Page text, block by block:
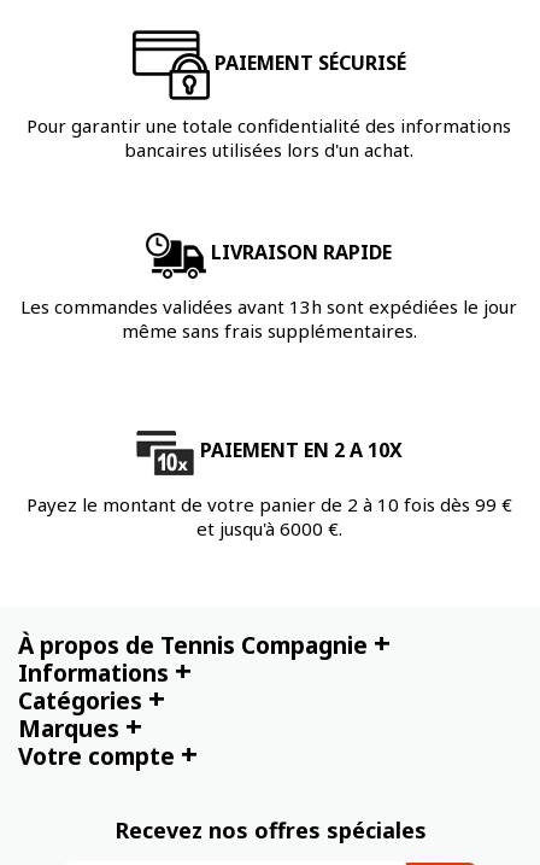
PAIEMENT SÉCURISÉ
Pour garantir une totale confidentialité des informations
bancaires utilisées lors d'un achat.
LIVRAISON RAPIDE
Les commandes validées avant 13h sont expédiées le jour
même sans frais supplémentaires.
PAIEMENT EN 2 A 10X
Payez le montant de votre panier de 2 à 10 fois dès 99 €
et jusqu'à 6000 €.
À propos de Tennis Compagnie +
Informations +
Catégories +
Marques +
Votre compte +
Recevez nos offres spéciales